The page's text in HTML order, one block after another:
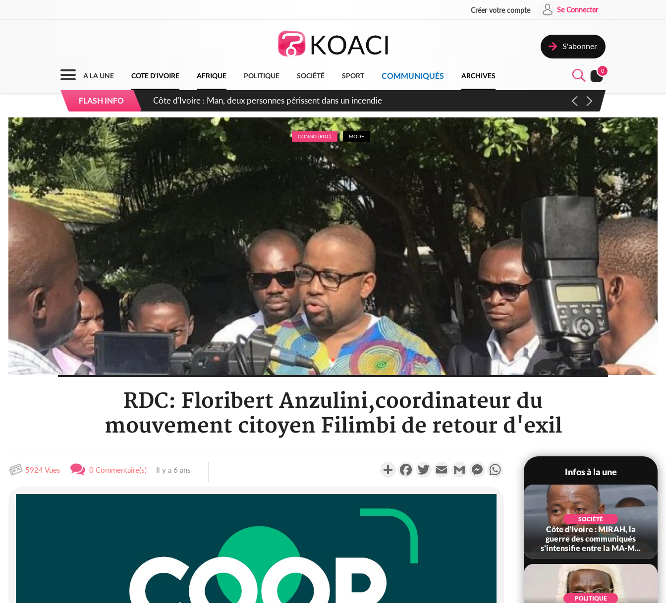
Créer votre compte Se Connecter
S'abonner
A LA UNE COTE D'IVOIRE AFRIQUE POLITIQUE SOCIÉTÉ SPORT COMMUNIQUÉS ARCHIVES
0
FLASH INFO
Côte d'Ivoire : Séileu, la célébration de la fête nationale transformée en vaste campagne contre les produits
dépigmentants dangereux
CONGO (RDC) MODE
RDC: Floribert Anzulini,coordinateur du
mouvement citoyen Filimbi de retour d'exil
5924 Vues 0 Commentaire(s) Il y a 6 ans PartagerFacebookTwitterEmail Gmail MessengerWhatsApp
Infos à la une
Côte d'Ivoire : Man, deux
personnes périssent dans un
SOCIÉTÉ
Côte d'Ivoire : MIRAH, la
guerre des communiqués
s'intensifie entre la MA-M...
POLITIQUE